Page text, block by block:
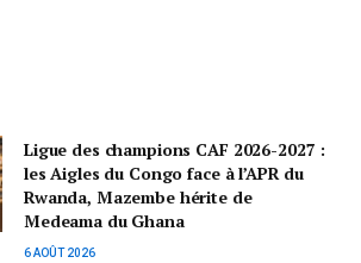
Ligue des champions CAF 2026-2027 :
les Aigles du Congo face à l’APR du
Rwanda, Mazembe hérite de
Medeama du Ghana
6 AOÛT 2026